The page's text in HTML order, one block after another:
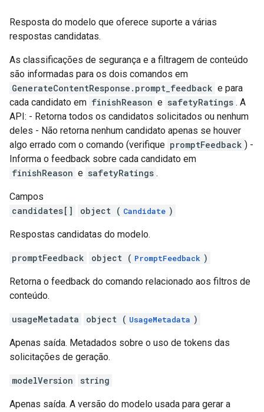
Resposta do modelo que oferece suporte a várias
respostas candidatas.
As classificações de segurança e a filtragem de conteúdo
são informadas para os dois comandos em
GenerateContentResponse.prompt_feedback e para
cada candidato em finishReason e safetyRatings . A
API: - Retorna todos os candidatos solicitados ou nenhum
deles - Não retorna nenhum candidato apenas se houver
algo errado com o comando (verifique promptFeedback ) -
Informa o feedback sobre cada candidato em
finishReason e safetyRatings .
Campos
candidates[]
object ( Candidate )
Respostas candidatas do modelo.
promptFeedback object ( PromptFeedback )
Retorna o feedback do comando relacionado aos filtros de
conteúdo.
usageMetadata object ( UsageMetadata )
Apenas saída. Metadados sobre o uso de tokens das
solicitações de geração.
modelVersion string
Apenas saída. A versão do modelo usada para gerar a